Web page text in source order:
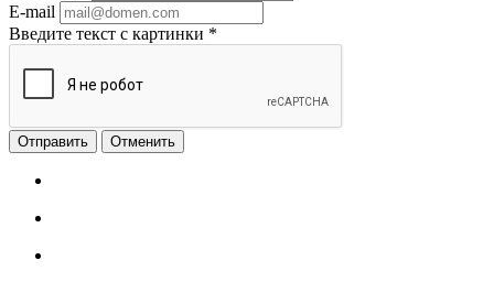
E-mail
Введите текст с картинки *
Отменить